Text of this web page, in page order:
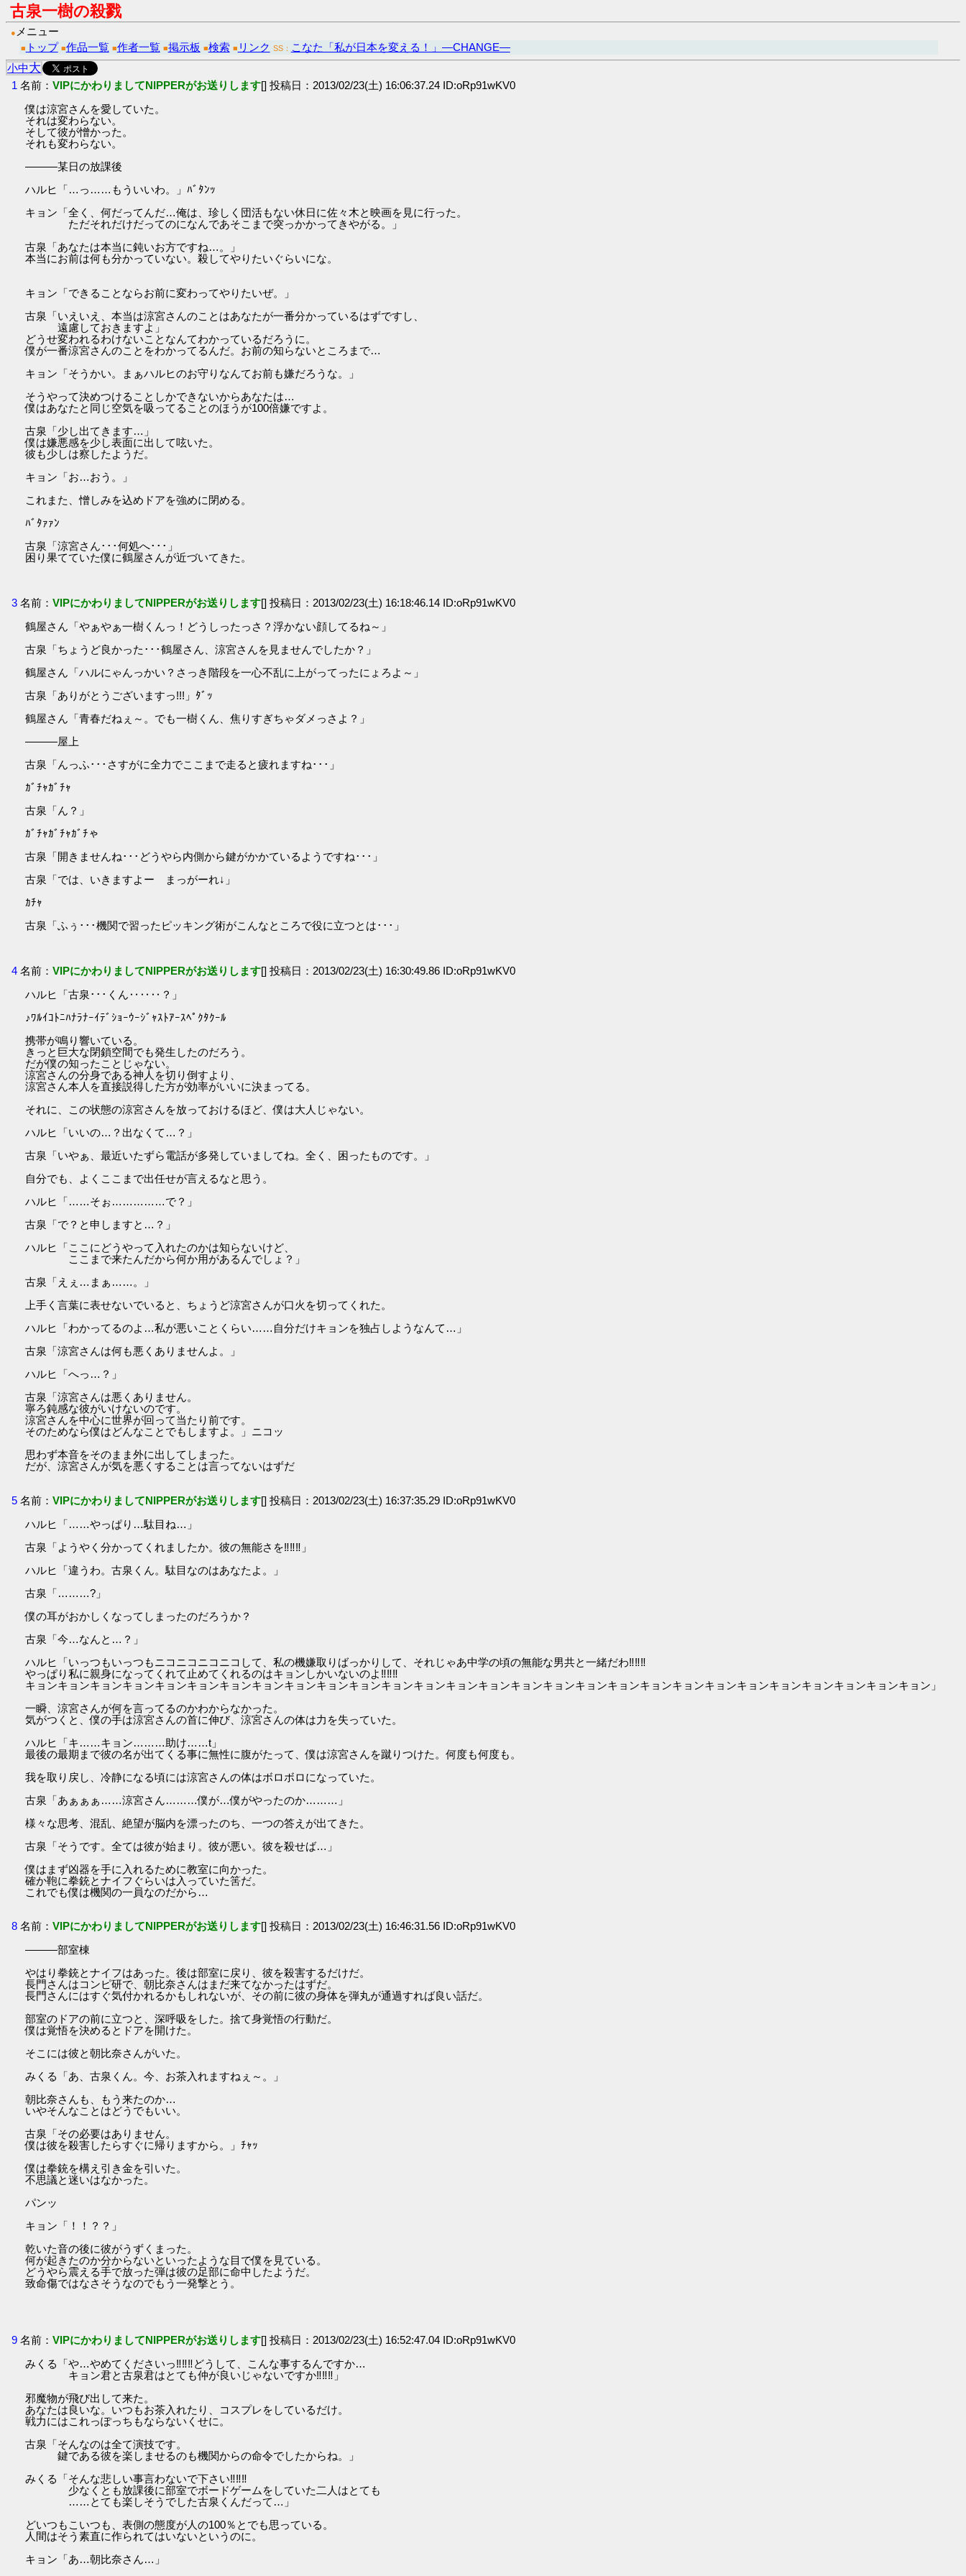
古泉一樹の殺戮
● メニュー
■ トップ ■作品一覧 ■作者一覧 ■掲示板 ■検索 ■ リンク SS： こなた「私が日本を変える！」―CHANGE―
小中大
1 名前：VIPにかわりましてNIPPERがお送りします[] 投稿日：2013/02/23(土) 16:06:37.24 ID:oRp91wKV0
僕は涼宮さんを愛していた。
それは変わらない。
そして彼が憎かった。
それも変わらない。
―――某日の放課後
ハルヒ「…っ……もういいわ。」ﾊﾞﾀﾝｯ
キョン「全く、何だってんだ…俺は、珍しく団活もない休日に佐々木と映画を見に行った。
ただそれだけだってのになんであそこまで突っかかってきやがる。」
古泉「あなたは本当に鈍いお方ですね…。」
本当にお前は何も分かっていない。殺してやりたいぐらいにな。
キョン「できることならお前に変わってやりたいぜ。」
古泉「いえいえ、本当は涼宮さんのことはあなたが一番分かっているはずですし、
遠慮しておきますよ」
どうせ変われるわけないことなんてわかっているだろうに。
僕が一番涼宮さんのことをわかってるんだ。お前の知らないところまで…
キョン「そうかい。まぁハルヒのお守りなんてお前も嫌だろうな。」
そうやって決めつけることしかできないからあなたは…
僕はあなたと同じ空気を吸ってることのほうが100倍嫌ですよ。
古泉「少し出てきます…」
僕は嫌悪感を少し表面に出して呟いた。
彼も少しは察したようだ。
キョン「お…おう。」
これまた、憎しみを込めドアを強めに閉める。
ﾊﾞﾀｧｧﾝ
古泉「涼宮さん･･･何処へ･･･」
困り果てていた僕に鶴屋さんが近づいてきた。
3 名前：VIPにかわりましてNIPPERがお送りします[] 投稿日：2013/02/23(土) 16:18:46.14 ID:oRp91wKV0
鶴屋さん「やぁやぁ一樹くんっ！どうしったっさ？浮かない顔してるね～」
古泉「ちょうど良かった･･･鶴屋さん、涼宮さんを見ませんでしたか？」
鶴屋さん「ハルにゃんっかい？さっき階段を一心不乱に上がってったにょろよ～」
古泉「ありがとうございますっ!!!」ﾀﾞｯ
鶴屋さん「青春だねぇ～。でも一樹くん、焦りすぎちゃダメっさよ？」
―――屋上
古泉「んっふ･･･さすがに全力でここまで走ると疲れますね･･･」
ｶﾞﾁｬｶﾞﾁｬ
古泉「ん？」
ｶﾞﾁｬｶﾞﾁｬｶﾞﾁゃ
古泉「開きませんね･･･どうやら内側から鍵がかかているようですね･･･」
古泉「では、いきますよー まっがーれ↓」
ｶﾁｬ
古泉「ふぅ･･･機関で習ったピッキング術がこんなところで役に立つとは･･･」
4 名前：VIPにかわりましてNIPPERがお送りします[] 投稿日：2013/02/23(土) 16:30:49.86 ID:oRp91wKV0
ハルヒ「古泉･･･くん‥‥‥？」
♪ﾜﾙｲｺﾄﾆﾊﾅﾗﾅｰｲﾃﾞｼｮｰｳｰｼﾞｬｽﾄｱｰｽﾍﾟｸﾀｸｰﾙ
携帯が鳴り響いている。
きっと巨大な閉鎖空間でも発生したのだろう。
だが僕の知ったことじゃない。
涼宮さんの分身である神人を切り倒すより、
涼宮さん本人を直接説得した方が効率がいいに決まってる。
それに、この状態の涼宮さんを放っておけるほど、僕は大人じゃない。
ハルヒ「いいの…？出なくて…？」
古泉「いやぁ、最近いたずら電話が多発していましてね。全く、困ったものです。」
自分でも、よくここまで出任せが言えるなと思う。
ハルヒ「……そぉ……………で？」
古泉「で？と申しますと…？」
ハルヒ「ここにどうやって入れたのかは知らないけど、
ここまで来たんだから何か用があるんでしょ？」
古泉「えぇ…まぁ……。」
上手く言葉に表せないでいると、ちょうど涼宮さんが口火を切ってくれた。
ハルヒ「わかってるのよ…私が悪いことくらい……自分だけキョンを独占しようなんて…」
古泉「涼宮さんは何も悪くありませんよ。」
ハルヒ「へっ…？」
古泉「涼宮さんは悪くありません。
寧ろ鈍感な彼がいけないのです。
涼宮さんを中心に世界が回って当たり前です。
そのためなら僕はどんなことでもしますよ。」ニコッ
思わず本音をそのまま外に出してしまった。
だが、涼宮さんが気を悪くすることは言ってないはずだ
5 名前：VIPにかわりましてNIPPERがお送りします[] 投稿日：2013/02/23(土) 16:37:35.29 ID:oRp91wKV0
ハルヒ「……やっぱり…駄目ね…」
古泉「ようやく分かってくれましたか。彼の無能さを‼‼‼」
ハルヒ「違うわ。古泉くん。駄目なのはあなたよ。」
古泉「………?」
僕の耳がおかしくなってしまったのだろうか？
古泉「今…なんと…？」
ハルヒ「いっつもいっつもニコニコニコニコして、私の機嫌取りばっかりして、それじゃあ中学の頃の無能な男共と一緒だわ‼‼‼
やっぱり私に親身になってくれて止めてくれるのはキョンしかいないのよ‼‼‼
キョンキョンキョンキョンキョンキョンキョンキョンキョンキョンキョンキョンキョンキョンキョンキョンキョンキョンキョンキョンキョンキョンキョンキョンキョンキョンキョンキョン」
一瞬、涼宮さんが何を言ってるのかわからなかった。
気がつくと、僕の手は涼宮さんの首に伸び、涼宮さんの体は力を失っていた。
ハルヒ「キ……キョン………助け……t」
最後の最期まで彼の名が出てくる事に無性に腹がたって、僕は涼宮さんを蹴りつけた。何度も何度も。
我を取り戻し、冷静になる頃には涼宮さんの体はボロボロになっていた。
古泉「あぁぁぁ……涼宮さん………僕が…僕がやったのか………」
様々な思考、混乱、絶望が脳内を漂ったのち、一つの答えが出てきた。
古泉「そうです。全ては彼が始まり。彼が悪い。彼を殺せば…」
僕はまず凶器を手に入れるために教室に向かった。
確か鞄に拳銃とナイフぐらいは入っていた筈だ。
これでも僕は機関の一員なのだから…
8 名前：VIPにかわりましてNIPPERがお送りします[] 投稿日：2013/02/23(土) 16:46:31.56 ID:oRp91wKV0
―――部室棟
やはり拳銃とナイフはあった。後は部室に戻り、彼を殺害するだけだ。
長門さんはコンピ研で、朝比奈さんはまだ来てなかったはずだ。
長門さんにはすぐ気付かれるかもしれないが、その前に彼の身体を弾丸が通過すれば良い話だ。
部室のドアの前に立つと、深呼吸をした。捨て身覚悟の行動だ。
僕は覚悟を決めるとドアを開けた。
そこには彼と朝比奈さんがいた。
みくる「あ、古泉くん。今、お茶入れますねぇ～。」
朝比奈さんも、もう来たのか…
いやそんなことはどうでもいい。
古泉「その必要はありません。
僕は彼を殺害したらすぐに帰りますから。」ﾁｬｯ
僕は拳銃を構え引き金を引いた。
不思議と迷いはなかった。
パンッ
キョン「！！？？」
乾いた音の後に彼がうずくまった。
何が起きたのか分からないといったような目で僕を見ている。
どうやら震える手で放った弾は彼の足部に命中したようだ。
致命傷ではなさそうなのでもう一発撃とう。
9 名前：VIPにかわりましてNIPPERがお送りします[] 投稿日：2013/02/23(土) 16:52:47.04 ID:oRp91wKV0
みくる「や…やめてくださいっ‼‼‼どうして、こんな事するんですか…
キョン君と古泉君はとても仲が良いじゃないですか‼‼‼」
邪魔物が飛び出して来た。
あなたは良いな。いつもお茶入れたり、コスプレをしているだけ。
戦力にはこれっぽっちもならないくせに。
古泉「そんなのは全て演技です。
鍵である彼を楽しませるのも機関からの命令でしたからね。」
みくる「そんな悲しい事言わないで下さい‼‼‼
少なくとも放課後に部室でボードゲームをしていた二人はとても
……とても楽しそうでした古泉くんだって…」
どいつもこいつも、表側の態度が人の100％とでも思っている。
人間はそう素直に作られてはいないというのに。
キョン「あ…朝比奈さん…」